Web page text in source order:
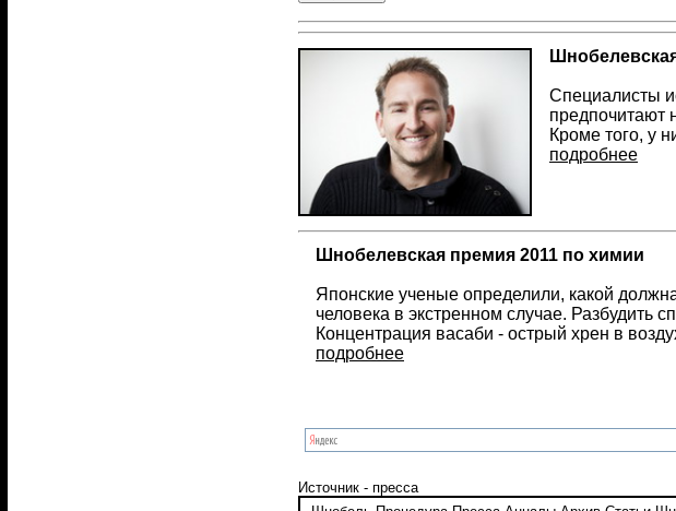
Специалисты
предпочитают
Кроме того, у
подробнее
Шнобелевская премия 2011 по химии
Японские ученые определили, какой
человека в экстренном случае. Разбудить
Концентрация васаби - острый хрен в
подробнее
Источник - пресса